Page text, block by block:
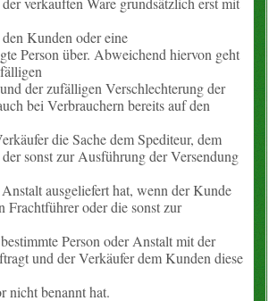
Kunden oder eine
Person über. Abweichend hiervon geht
der zufälligen Verschlechterung der
bei Verbrauchern bereits auf den
die Sache dem Spediteur, dem
sonst zur Ausführung der Versendung
ausgeliefert hat, wenn der Kunde
Frachtführer oder die sonst zur
Person oder Anstalt mit der
und der Verkäufer dem Kunden diese
benannt hat.